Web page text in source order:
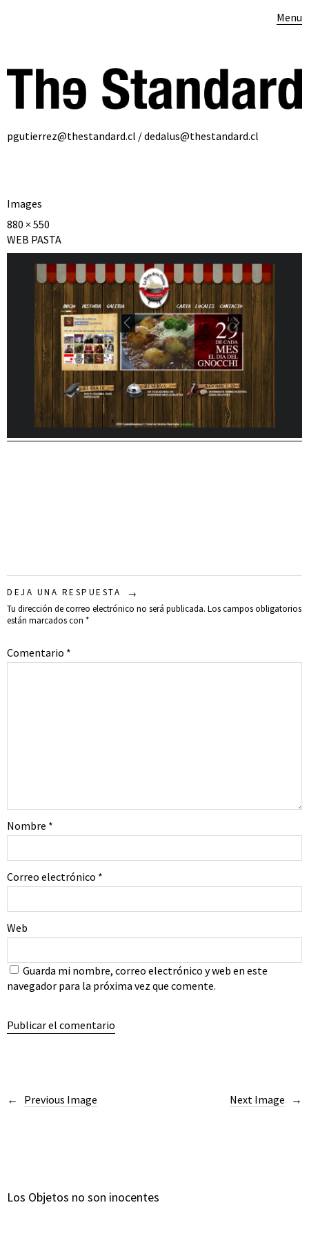
Menu
pgutierrez@thestandard.cl / dedalus@thestandard.cl
Images
880 × 550
WEB PASTA
DEJA UNA RESPUESTA
Tu dirección de correo electrónico no será publicada. Los campos obligatorios
están marcados con *
Comentario *
Nombre *
Correo electrónico *
Web
Guarda mi nombre, correo electrónico y web en este
navegador para la próxima vez que comente.
Next Image
Previous Image
Los Objetos no son inocentes